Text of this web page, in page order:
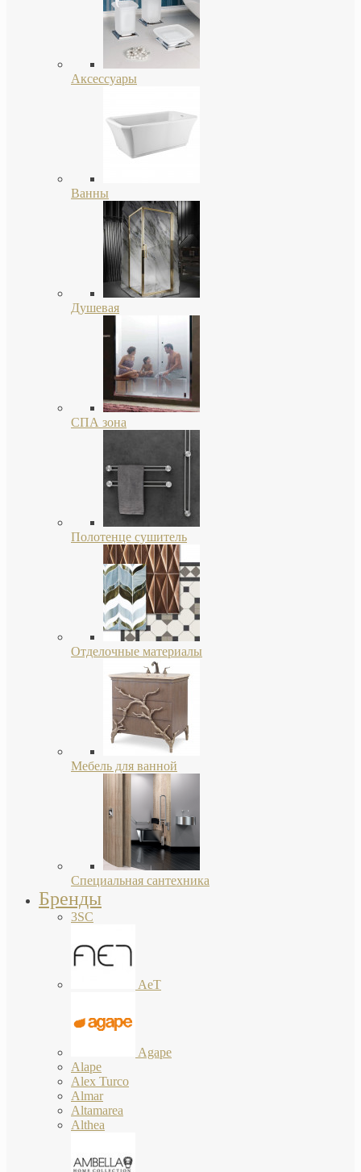
Аксессуары
Ванны
Душевая
СПА зона
Полотенце сушитель
Отделочные материалы
Мебель для ванной
Специальная сантехника
Бренды
3SC
AeT
Agape
Alape
Alex Turco
Almar
Altamarea
Althea